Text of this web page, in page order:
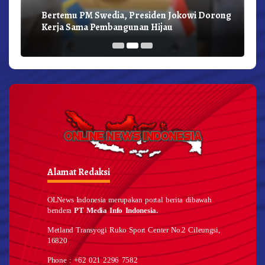
Bertemu PM Swedia, Presiden Jokowi Dorong
Kerja Sama Pembangunan Hijau
Alamat Redaksi
OLNews Indonesia merupakan portal berita dibawah
benderaPT Media Info Indonesia.
Metland Transyogi Ruko Sport Center No.2 Cileungsi,
16820
Phone : +62 021 2296 7582